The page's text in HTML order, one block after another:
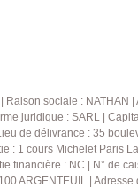
jardin fleuri
sociale :
juridique : SARL |
de délivrance : 35
: 1 cours Michelet
: NC | N° de
ARGENTEUIL | Adresse